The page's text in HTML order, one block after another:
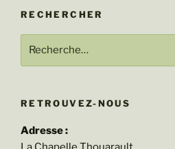
RECHERCHER
RETROUVEZ-NOUS
Adresse :